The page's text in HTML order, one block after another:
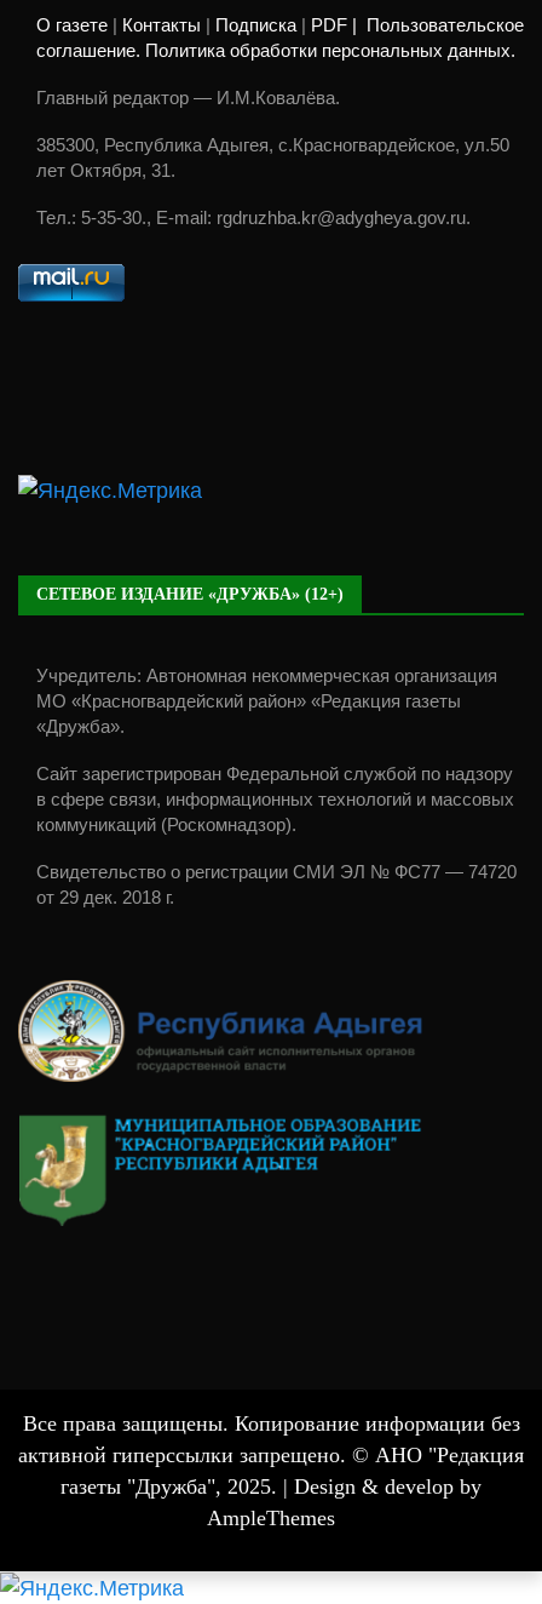
О газете Контакты Подписка PDF |
Пользовательское
соглашение. Политика обработки персональных данных.
Главный редактор — И.М.Ковалёва.
385300, Республика Адыгея, с.Красногвардейское, ул.50
лет Октября, 31.
Тел.: 5-35-30., E-mail: rgdruzhba.kr@adygheya.gov.ru.
СЕТЕВОЕ ИЗДАНИЕ «ДРУЖБА» (12+)
Учредитель: Автономная некоммерческая организация
МО «Красногвардейский район» «Редакция газеты
«Дружба».
Сайт зарегистрирован Федеральной службой по надзору
в сфере связи, информационных технологий и массовых
коммуникаций (Роскомнадзор).
Свидетельство о регистрации СМИ ЭЛ № ФС77 — 74720
от 29 дек. 2018 г.
Все права защищены. Копирование информации без
активной гиперссылки запрещено. © АНО "Редакция
газеты "Дружба", 2025. | Design & develop by
AmpleThemes